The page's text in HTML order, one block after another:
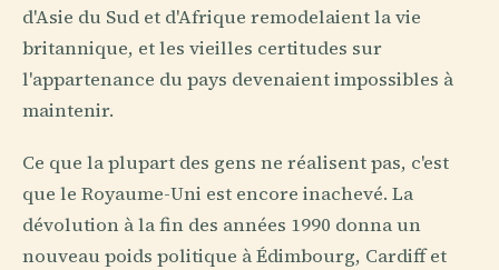
d'Asie du Sud et d'Afrique remodelaient la vie
britannique, et les vieilles certitudes sur
l'appartenance du pays devenaient impossibles à
maintenir.
Ce que la plupart des gens ne réalisent pas, c'est
que le Royaume-Uni est encore inachevé. La
dévolution à la fin des années 1990 donna un
nouveau poids politique à Édimbourg, Cardiff et